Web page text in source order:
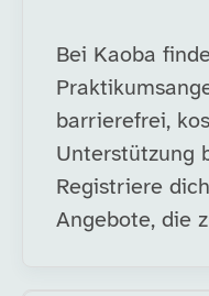
Bei Kaoba
barrierefrei,
Unterstützung
Registriere
Angebote, die